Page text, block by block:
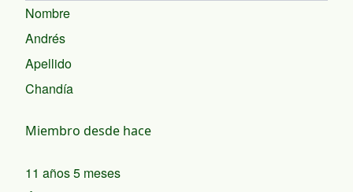
Nombre
Andrés
Apellido
Chandía
Miembro desde hace
11 años 5 meses